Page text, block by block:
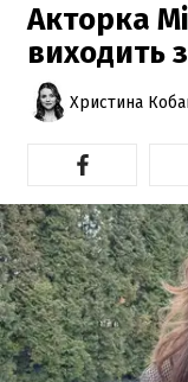
Акторка
виходить
Христина